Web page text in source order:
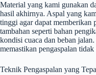
Material yang kami gunakan
hasil akhirnya. Aspal yang
tinggi agar dapat memberikan
tambahan seperti bahan
kondisi cuaca dan beban
memastikan pengaspalan
Teknik Pengaspalan yang